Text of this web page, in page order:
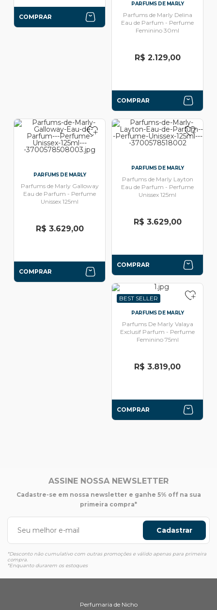
COMPRAR
PARFUMS DE MARLY
Parfums de Marly Delina
Eau de Parfum - Perfume
Feminino 30ml
R$ 2.129,00
COMPRAR
PARFUMS DE MARLY
Parfums de Marly Galloway
Eau de Parfum - Perfume
Unissex 125ml
R$ 3.629,00
COMPRAR
PARFUMS DE MARLY
Parfums de Marly Layton
Eau de Parfum - Perfume
Unissex 125ml
R$ 3.629,00
COMPRAR
BEST SELLER
PARFUMS DE MARLY
Parfums De Marly Valaya
Exclusif Parfum - Perfume
Feminino 75ml
R$ 3.819,00
COMPRAR
ASSINE NOSSA NEWSLETTER
Cadastre-se em nossa newsletter e ganhe 5% off na sua
primeira compra*
Cadastrar
*Desconto não cumulativo com outras promoções e válido apenas para primeira
compra.
*Enquanto durarem os estoques
Perfumaria de Nicho